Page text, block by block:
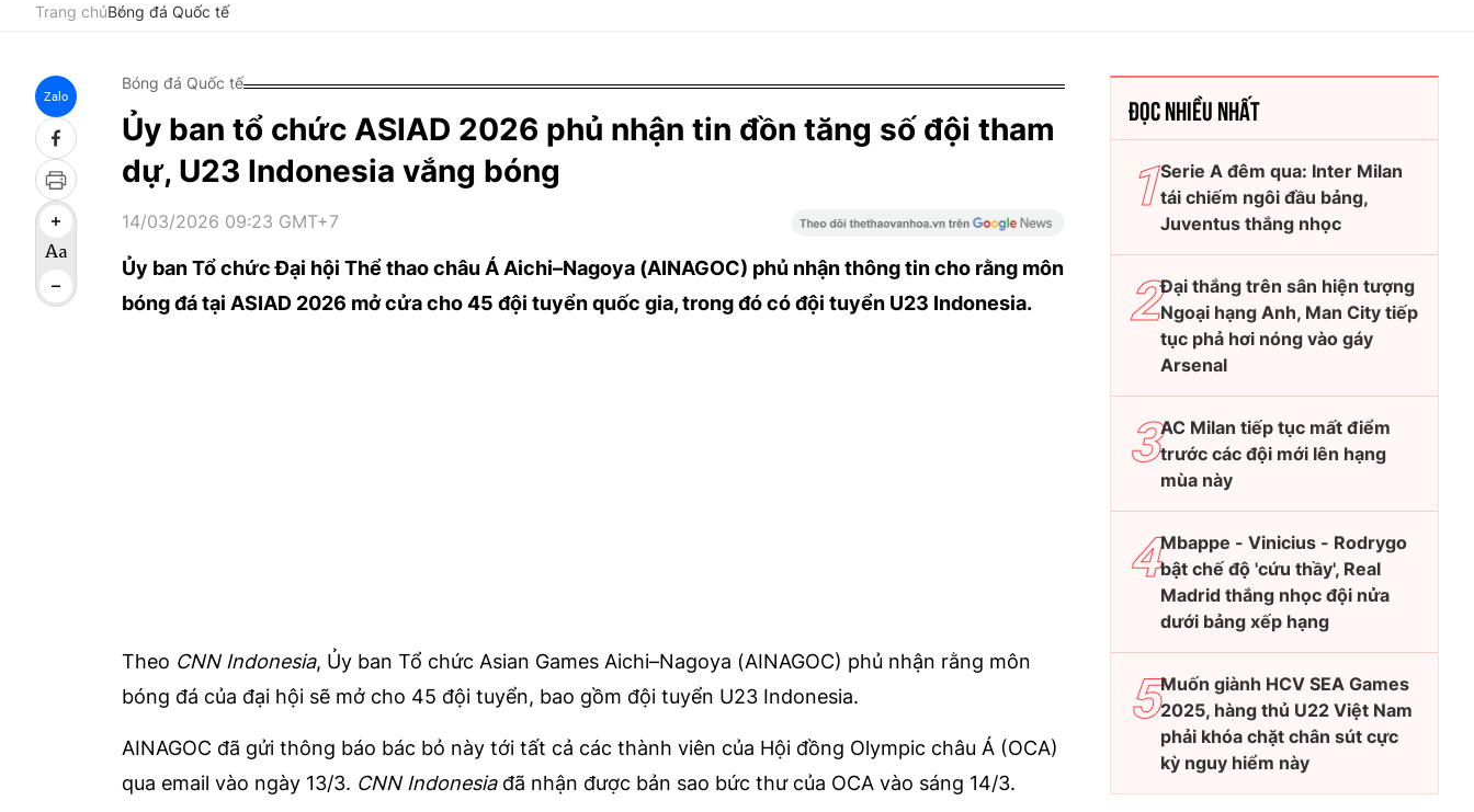
Trang chủBóng đá Quốc tế
Zalo
Bóng đá Quốc tế
Ủy ban tổ chức ASIAD 2026 phủ nhận tin đồn tăng số đội tham
dự, U23 Indonesia vắng bóng
14/03/2026 09:23 GMT+7
Ủy ban Tổ chức Đại hội Thể thao châu Á Aichi–Nagoya (AINAGOC) phủ nhận thông tin cho rằng môn
bóng đá tại ASIAD 2026 mở cửa cho 45 đội tuyển quốc gia, trong đó có đội tuyển U23 Indonesia.
Theo CNN Indonesia, Ủy ban Tổ chức Asian Games Aichi–Nagoya (AINAGOC) phủ nhận rằng môn
bóng đá của đại hội sẽ mở cho 45 đội tuyển, bao gồm đội tuyển U23 Indonesia.
AINAGOC đã gửi thông báo bác bỏ này tới tất cả các thành viên của Hội đồng Olympic châu Á (OCA)
qua email vào ngày 13/3. CNN Indonesiađã nhận được bản sao bức thư của OCA vào sáng 14/3.
ĐỌC NHIỀU NHẤT
Serie A đêm qua: Inter Milan
tái chiếm ngôi đầu bảng,
Juventus thắng nhọc
Đại thắng trên sân hiện tượng
Ngoại hạng Anh, Man City tiếp
tục phả hơi nóng vào gáy
Arsenal
AC Milan tiếp tục mất điểm
trước các đội mới lên hạng
mùa này
Mbappe - Vinicius - Rodrygo
bật chế độ 'cứu thầy', Real
Madrid thắng nhọc đội nửa
dưới bảng xếp hạng
Muốn giành HCV SEA Games
2025, hàng thủ U22 Việt Nam
phải khóa chặt chân sút cực
kỳ nguy hiểm này